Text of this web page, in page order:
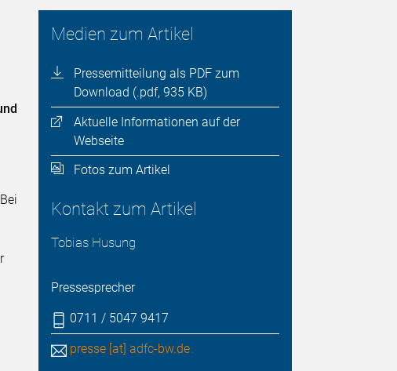
Medien zum Artikel
Pressemitteilung als PDF zum
Download (.pdf, 935 KB)
Aktuelle Informationen auf der
Webseite
Fotos zum Artikel
Kontakt zum Artikel
Tobias Husung
Pressesprecher
0711 / 5047 9417
presse [at] adfc-bw.de